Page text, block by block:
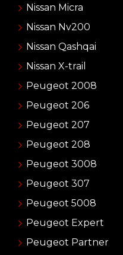
Nissan Micra
Nissan Nv200
Nissan Qashqai
Nissan X-trail
Peugeot 2008
Peugeot 206
Peugeot 207
Peugeot 208
Peugeot 3008
Peugeot 307
Peugeot 5008
Peugeot Expert
Peugeot Partner